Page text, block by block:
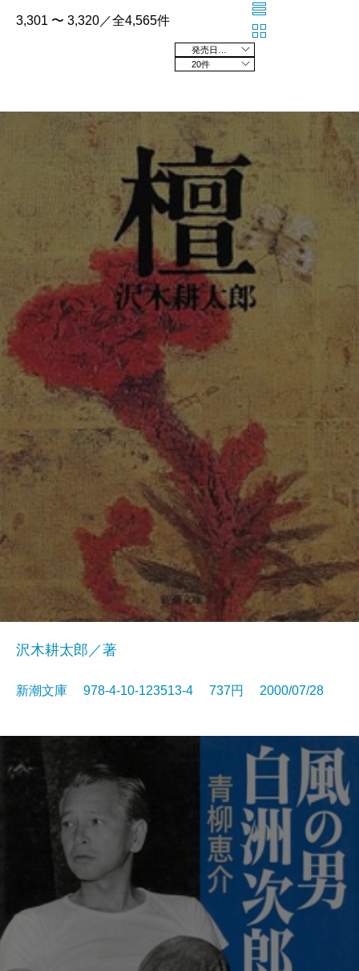
3,301 〜 3,320／全4,565件
20件
沢木耕太郎／著
新潮文庫 978-4-10-123513-4 737円 2000/07/28